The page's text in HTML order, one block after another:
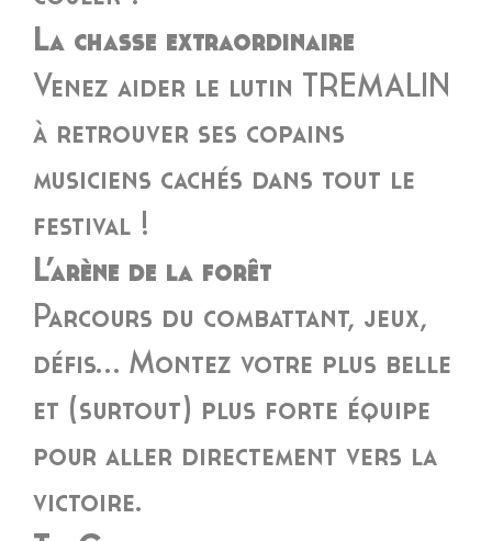
La chasse extraordinaire
Venez aider le lutin TREMALIN
à retrouver ses copains
musiciens cachés dans tout le
festival !
L’arène de la forêt
Parcours du combattant, jeux,
défis… Montez votre plus belle
et (surtout) plus forte équipe
pour aller directement vers la
victoire.